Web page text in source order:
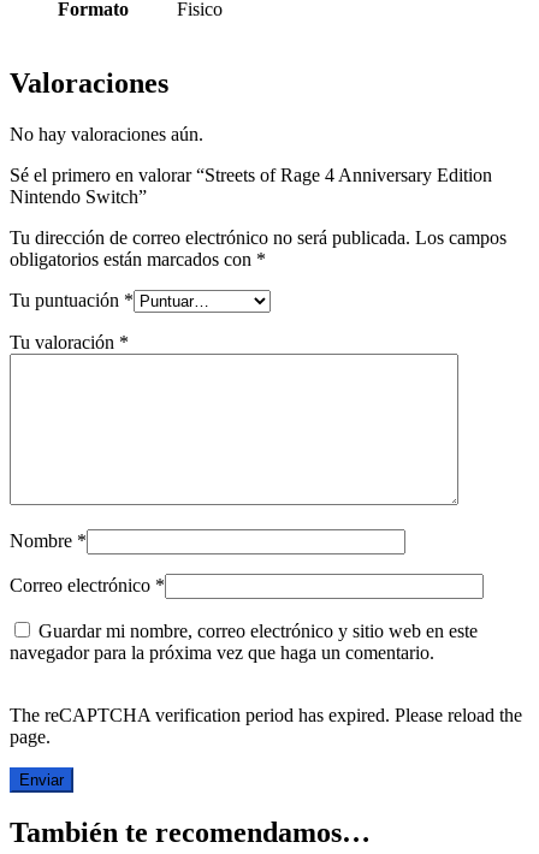
Formato Fisico
Valoraciones
No hay valoraciones aún.
Sé el primero en valorar “Streets of Rage 4 Anniversary Edition
Nintendo Switch”
Tu dirección de correo electrónico no será publicada. Los campos
obligatorios están marcados con *
Tu puntuación *
Tu valoración *
Nombre *
Correo electrónico *
Guardar mi nombre, correo electrónico y sitio web en este
navegador para la próxima vez que haga un comentario.
The reCAPTCHA verification period has expired. Please reload the
page.
También te recomendamos…